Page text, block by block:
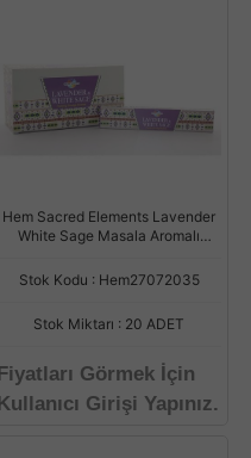
Hem Sacred Elements Lavender
White Sage Masala Aromalı
Stok Kodu : Hem27072035
Stok Miktarı : 20 ADET
Fiyatları Görmek İçin
Kullanıcı Girişi Yapınız.